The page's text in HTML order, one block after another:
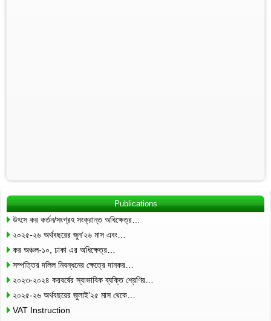
Publications
উৎসে কর কর্তন/সংগ্রহ সংক্রান্ত অধিক্ষেত্র…
২০২৫-২৬ অর্থবছরের জুন’২৬ মাস এবং…
কর অঞ্চল-১০, ঢাকা এর অধিক্ষেত্র…
সম্পত্তির দলিল নিবন্ধনের ক্ষেত্রে দানকর…
২০২৩-২০২৪ করবর্ষের স্বাভাবিক ব্যক্তি শ্রেণির…
২০২৫-২৬ অর্থবছরের জুলাই’২৫ মাস থেকে…
VAT Instruction